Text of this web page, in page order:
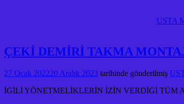
USTA
ÇEKİ DEMİRİ TAKMA
27 Ocak 202220 Aralık 2023 tarihinde gönderilmiş
İGİLİ YÖNETMELİKLERİN İZİN VERDİGİ TÜM